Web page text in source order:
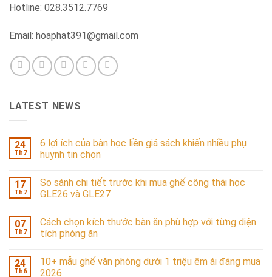
Hotline: 028.3512.7769
Email: hoaphat391@gmail.com
LATEST NEWS
24
Th7
6 lợi ích của bàn học liền giá sách khiến nhiều phụ
huynh tin chọn
17
Th7
So sánh chi tiết trước khi mua ghế công thái học
GLE26 và GLE27
07
Th7
Cách chọn kích thước bàn ăn phù hợp với từng diện
tích phòng ăn
24
Th6
10+ mẫu ghế văn phòng dưới 1 triệu êm ái đáng mua
2026